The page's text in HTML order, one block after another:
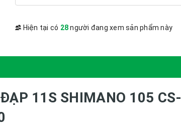
Hiện tại có 28người đang xem sản phẩm này
11S SHIMANO 105 CS-